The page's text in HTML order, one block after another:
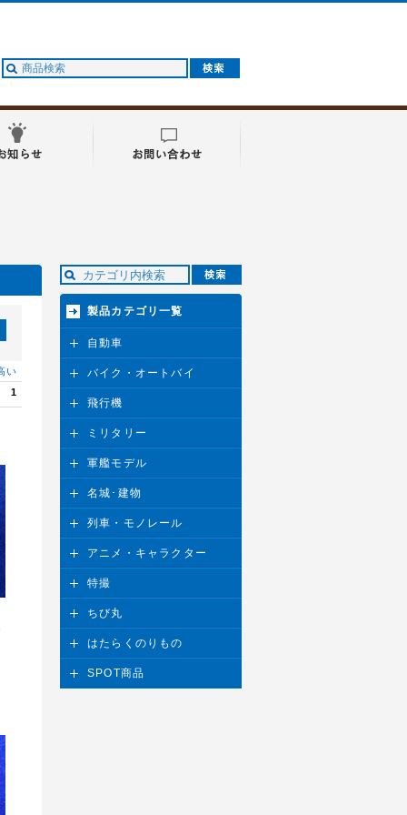
い
1
製品カテゴリ一覧
自動車
バイク・オートバイ
飛行機
ミリタリー
軍艦モデル
名城･建物
列車・モノレール
アニメ・キャラクター
特撮
ちび丸
はたらくのりもの
SPOT商品